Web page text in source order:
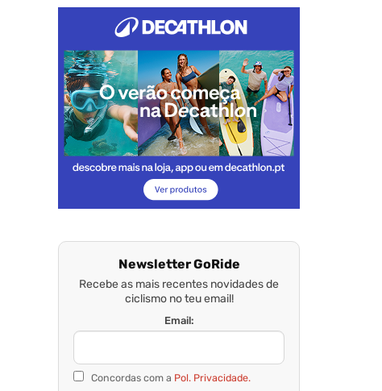
Newsletter GoRide
Recebe as mais recentes novidades de
ciclismo no teu email!
Email:
Concordas com a Pol. Privacidade.